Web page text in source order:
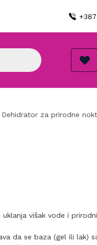
za prirodne
uklanja višak vode i
da se baza (gel ili lak)